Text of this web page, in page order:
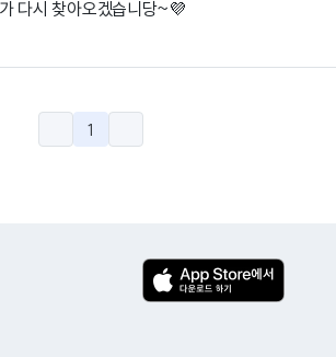
다시 찾아오겠습니당~💜
1